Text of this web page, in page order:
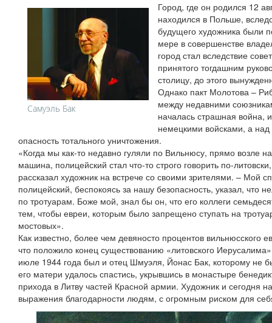
Самуэль Бак
Город, где он родился 12
находился в Польше,
будущего художника были
мере в совершенстве
город стал вследствие
принятого тогдашним
столицу, до этого
Однако пакт Молотова –
между недавними
началась страшная война,
немецкими войсками, а
опасность тотального уничтожения.
«Когда мы как-то недавно гуляли по Вильнюсу, прямо возле
машина, полицейский стал что-то строго говорить по-
рассказал художник на встрече со своими зрителями. – Мой
полицейский, беспокоясь за нашу безопасность, указал, что
по тротуарам. Боже мой, знал бы он, что его коллеги
тем, чтобы евреи, которым было запрещено ступать на
мостовых».
Как известно, более чем девяносто процентов вильнюсского
что положило конец существованию «литовского
июле 1944 года был и отец Шмуэля, Йонас Бак, которому не
его матери удалось спастись, укрывшись в монастыре
прихода в Литву частей Красной армии. Художник и сегодня
выражения благодарности людям, с огромным риском для